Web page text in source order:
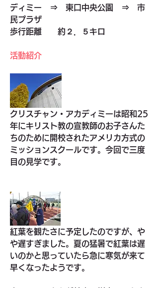
ディミー　⇒　東口中央公園　⇒　市
民プラザ
歩行距離　　約２．５キロ
活動紹介
クリスチャン・アカディミーは昭和25
年にキリスト教の宣教師のお子さんた
ちのために開校されたアメリカ方式の
ミッションスクールです。今回で三度
目の見学です。
紅葉を観たさに予定したのですが、や
や遅すぎました。夏の猛暑で紅葉は遅
いのかと思っていたら急に寒気が来て
早くなったようです。